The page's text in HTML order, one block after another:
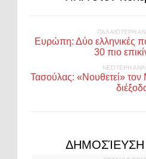
ΠΑΛΑΙΌΤΕΡΗ
Ευρώπη: Δύο ελληνικές
30 πιο
ΝΕΌΤΕΡΗ
Τασούλας: «Νουθετεί» τον